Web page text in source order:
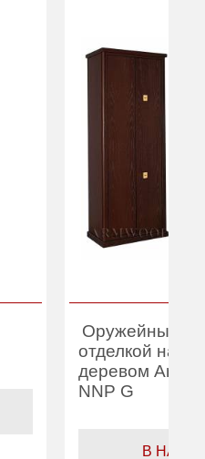
Оружейный
отделкой
деревом
NNP G
В